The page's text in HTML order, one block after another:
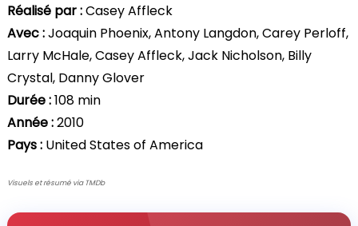
Réalisé par :Casey Affleck
Avec :Joaquin Phoenix, Antony Langdon, Carey Perloff,
Larry McHale, Casey Affleck, Jack Nicholson, Billy
Crystal, Danny Glover
Durée :108 min
Année :2010
Pays : United States of America
Visuels et résumé via TMDb